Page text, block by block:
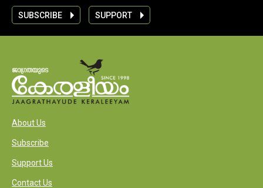
SUBSCRIBE SUPPORT
About Us
Subscribe
Support Us
Contact Us